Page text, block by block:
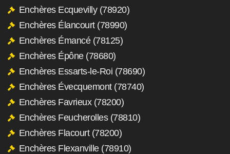
Enchères Ecquevilly (78920)
Enchères Élancourt (78990)
Enchères Émancé (78125)
Enchères Épône (78680)
Enchères Essarts-le-Roi (78690)
Enchères Évecquemont (78740)
Enchères Favrieux (78200)
Enchères Feucherolles (78810)
Enchères Flacourt (78200)
Enchères Flexanville (78910)